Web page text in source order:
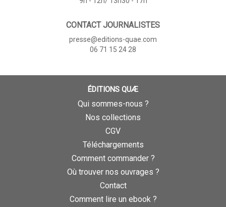
CONTACT JOURNALISTES
presse@editions-quae.com
06 71 15 24 28
ÉDITIONS QUÆ
Qui sommes-nous ?
Nos collections
CGV
Téléchargements
Comment commander ?
Où trouver nos ouvrages ?
Contact
Comment lire un ebook ?